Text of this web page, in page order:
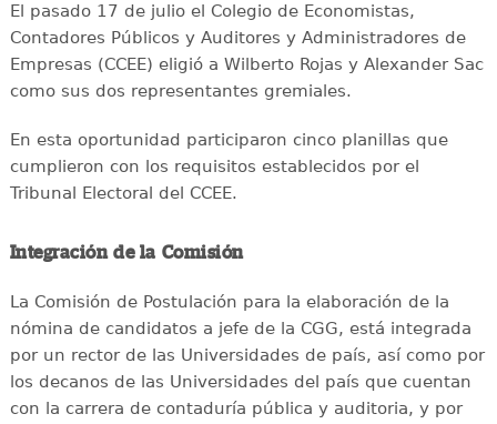
El pasado 17 de julio el Colegio de Economistas,
Contadores Públicos y Auditores y Administradores de
Empresas (CCEE) eligió a Wilberto Rojas y Alexander Sac
como sus dos representantes gremiales.
En esta oportunidad participaron cinco planillas que
cumplieron con los requisitos establecidos por el
Tribunal Electoral del CCEE.
Integración de la Comisión
La Comisión de Postulación para la elaboración de la
nómina de candidatos a jefe de la CGG, está integrada
por un rector de las Universidades de país, así como por
los decanos de las Universidades del país que cuentan
con la carrera de contaduría pública y auditoria, y por